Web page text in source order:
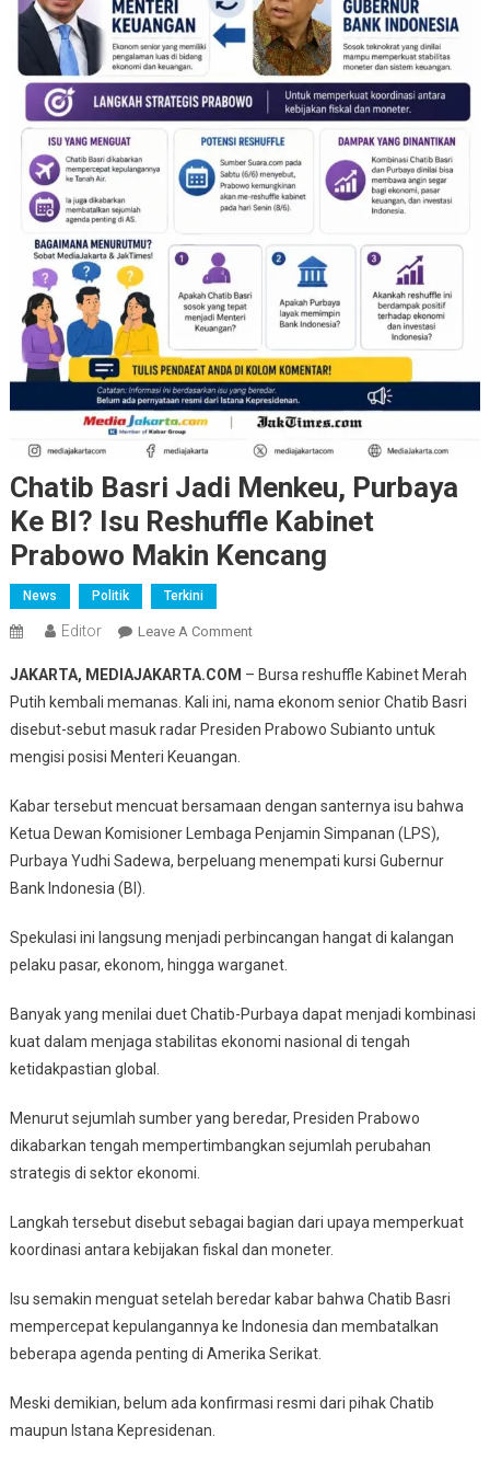
Chatib Basri Jadi Menkeu, Purbaya
Ke BI? Isu Reshuffle Kabinet
Prabowo Makin Kencang
News Politik Terkini
Editor Leave A CommentOn
Basri
Jadi
Menkeu,
BI?
Isu
Reshuffle
Makin
Kencang
JAKARTA, MEDIAJAKARTA.COM – Bursa reshuffle Kabinet Merah
Putih kembali memanas. Kali ini, nama ekonom senior Chatib Basri
disebut-sebut masuk radar Presiden Prabowo Subianto untuk
mengisi posisi Menteri Keuangan.
Kabar tersebut mencuat bersamaan dengan santernya isu bahwa
Ketua Dewan Komisioner Lembaga Penjamin Simpanan (LPS),
Purbaya Yudhi Sadewa, berpeluang menempati kursi Gubernur
Bank Indonesia (BI).
Spekulasi ini langsung menjadi perbincangan hangat di kalangan
pelaku pasar, ekonom, hingga warganet.
Banyak yang menilai duet Chatib-Purbaya dapat menjadi kombinasi
kuat dalam menjaga stabilitas ekonomi nasional di tengah
ketidakpastian global.
Menurut sejumlah sumber yang beredar, Presiden Prabowo
dikabarkan tengah mempertimbangkan sejumlah perubahan
strategis di sektor ekonomi.
Langkah tersebut disebut sebagai bagian dari upaya memperkuat
koordinasi antara kebijakan fiskal dan moneter.
Isu semakin menguat setelah beredar kabar bahwa Chatib Basri
mempercepat kepulangannya ke Indonesia dan membatalkan
beberapa agenda penting di Amerika Serikat.
Meski demikian, belum ada konfirmasi resmi dari pihak Chatib
maupun Istana Kepresidenan.